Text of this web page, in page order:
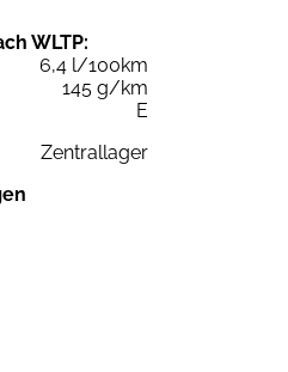
WLTP:
6,4 l/100km
145 g/km
E
Zentrallager